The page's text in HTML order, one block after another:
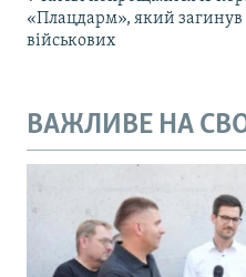
«Плацдарм», який загинув
військових
ВАЖЛИВЕ НА